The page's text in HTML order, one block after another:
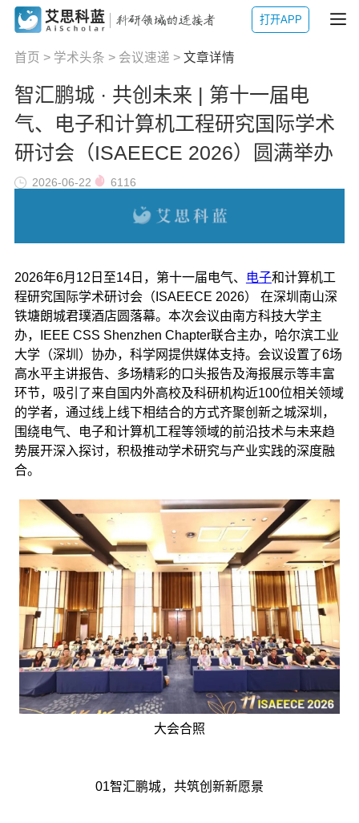
打开APP
首页 > 学术头条 > 会议速递 > 文章详情
智汇鹏城 · 共创未来 | 第十一届电
气、电子和计算机工程研究国际学术
研讨会（ISAEECE 2026）圆满举办
2026-06-22 6116
2026年6月12日至14日，第十一届电气、 电子和计算机工
程研究国际学术研讨会（ISAEECE 2026） 在深圳南山深
铁塘朗城君璞酒店圆落幕。本次会议由南方科技大学主
办，IEEE CSS Shenzhen Chapter联合主办，哈尔滨工业
大学（深圳）协办，科学网提供媒体支持。会议设置了6场
高水平主讲报告、多场精彩的口头报告及海报展示等丰富
环节，吸引了来自国内外高校及科研机构近100位相关领域
的学者，通过线上线下相结合的方式齐聚创新之城深圳，
围绕电气、电子和计算机工程等领域的前沿技术与未来趋
势展开深入探讨，积极推动学术研究与产业实践的深度融
合。
大会合照
01智汇鹏城，共筑创新新愿景